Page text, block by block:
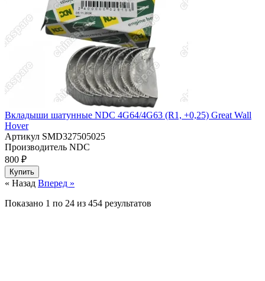
Вкладыши шатунные NDC 4G64/4G63 (R1, +0,25) Great Wall
Hover
Артикул SMD327505025
Производитель NDC
800 ₽
Купить
« Назад Вперед »
Показано 1 по 24 из 454 результатов